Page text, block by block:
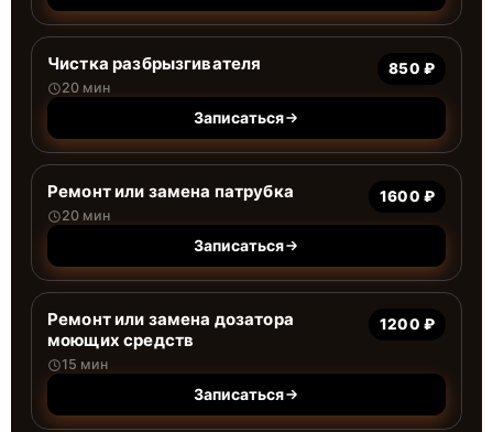
Чистка разбрызгивателя
20 мин
850 ₽
Записаться
Ремонт или замена патрубка
20 мин
1600 ₽
Записаться
Ремонт или замена дозатора
моющих средств
15 мин
1200 ₽
Записаться